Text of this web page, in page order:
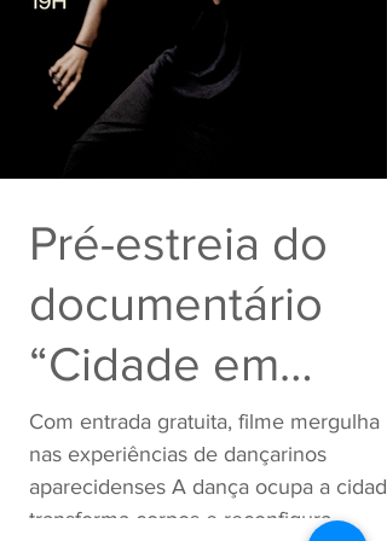
Pré-estreia do
documentário
“Cidade em
Dança Viva”
acontece no
Com entrada gratuita, filme mergulha
nas experiências de dançarinos
aparecidenses A dança ocupa a
transforma corpos e reconfigura...